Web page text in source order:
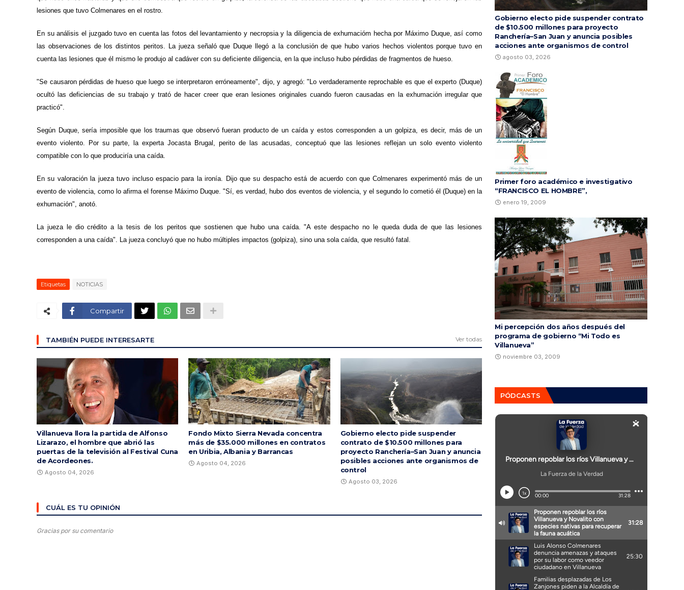
lesiones que tuvo Colmenares en el rostro.
En su análisis el juzgado tuvo en cuenta las fotos del levantamiento y necropsia y la diligencia de exhumacióm hecha por Máximo Duque, así como
las observaciones de los distintos peritos. La jueza señaló que Duque llegó a la conclusión de que hubo varios hechos violentos porque tuvo en
cuenta las lesiones que él mismo le produjo al cadáver con su deficiente diligencia, en la que incluso hubo pérdidas de fragmentos de hueso.
"Se causaron pérdidas de hueso que luego se interpretaron erróneamente", dijo, y agregó: "Lo verdaderamente reprochable es que el experto (Duque)
ocultó las deficiencias de su trabajo y trató de hacer creer que eran lesiones originales cuando fueron causadas en la exhumación irregular que
practicó".
Según Duque, sería imposible que los traumas que observó fueran producto de un caída y estos corresponden a un golpiza, es decir, más de un
evento violento. Por su parte, la experta Jocasta Brugal, perito de las acusadas, conceptuó que las lesiones reflejan un solo evento violento
compatible con lo que produciría una caída.
En su valoración la jueza tuvo incluso espacio para la ironía. Dijo que su despacho está de acuerdo con que Colmenares experimentó más de un
evento de violencia, como lo afirma el forense Máximo Duque. "Sí, es verdad, hubo dos eventos de violencia, y el segundo lo cometió él (Duque) en la
exhumación", anotó.
La jueza le dio crédito a la tesis de los peritos que sostienen que hubo una caída. "A este despacho no le queda duda de que las lesiones
corresponden a una caída". La jueza concluyó que no hubo múltiples impactos (golpiza), sino una sola caída, que resultó fatal.
Etiquetas NOTICIAS
Compartir
TAMBIÉN PUEDE INTERESARTE Ver todas
Villanueva llora la partida de Alfonso
Lizarazo, el hombre que abrió las
puertas de la televisión al Festival Cuna
de Acordeones.
Agosto 04, 2026
Fondo Mixto Sierra Nevada concentra
más de $35.000 millones en contratos
en Uribia, Albania y Barrancas
Agosto 04, 2026
Gobierno electo pide suspender
contrato de $10.500 millones para
proyecto Ranchería–San Juan y anuncia
posibles acciones ante organismos de
control
Agosto 03, 2026
CUÁL ES TU OPINIÓN
Gracias por su comentario
Gobierno electo pide suspender contrato
de $10.500 millones para proyecto
Ranchería–San Juan y anuncia posibles
acciones ante organismos de control
agosto 03, 2026
Primer foro académico e investigativo
“FRANCISCO EL HOMBRE”,
enero 19, 2009
Mi percepción dos años después del
programa de gobierno “Mi Todo es
Villanueva”
noviembre 03, 2009
PÓDCASTS